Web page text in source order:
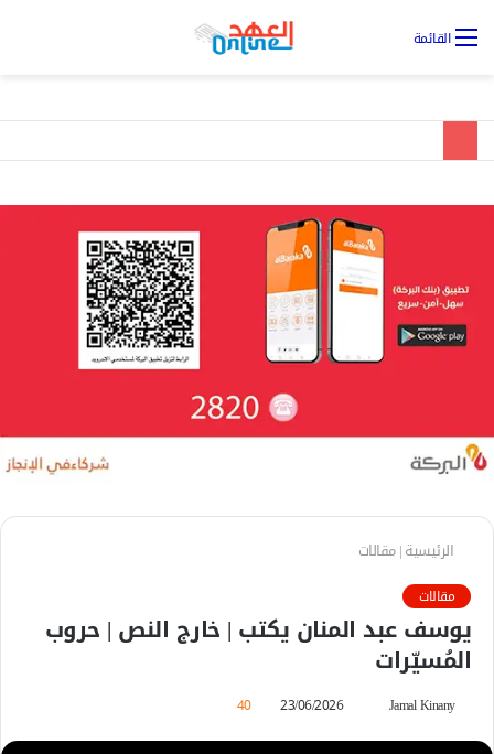
القائمة
الرئيسية|مقالات
مقالات
يوسف عبد المنان يكتب | خارج النص | حروب
المُسيّرات
Jamal Kinany
23/06/2026
40